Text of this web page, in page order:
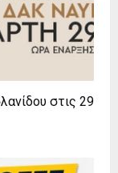
στις 29